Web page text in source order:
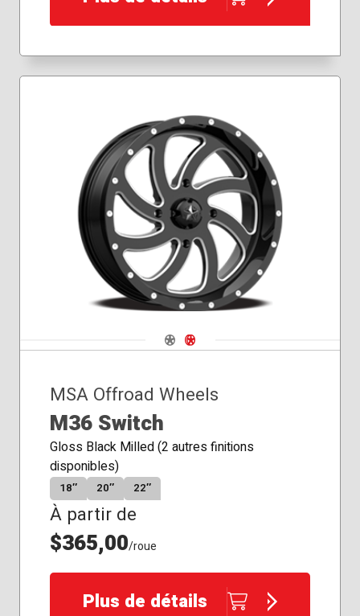
Navigate 1
Navigate 2
MSA Offroad Wheels
M36 Switch
Gloss Black Milled (2 autres finitions
disponibles)
18″ 20″ 22″
À partir de
$365,00/roue
Plus de détails